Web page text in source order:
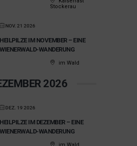
Stockerau
NOV. 21 2026
HEILPILZE IM NOVEMBER – EINE
WIENERWALD-WANDERUNG
im Wald
2026
DEZ. 19 2026
HEILPILZE IM DEZEMBER – EINE
WIENERWALD-WANDERUNG